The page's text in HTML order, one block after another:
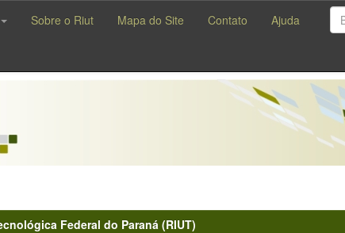
Sobre o Riut Mapa do Site Contato Ajuda
Federal do Paraná (RIUT)